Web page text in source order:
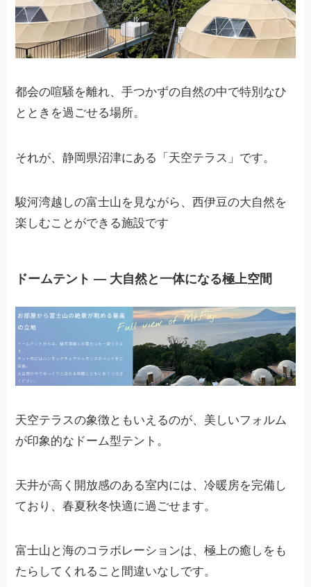
都会の喧騒を離れ、手つかずの自然の中で特別なひ
とときを過ごせる場所。
それが、静岡県沼津にある「天空テラス」です。
駿河湾越しの富士山を見ながら、西伊豆の大自然を
楽しむことができる施設です
ドームテント ― 大自然と一体になる極上空間
天空テラスの象徴ともいえるのが、美しいフォルム
が印象的なドーム型テント。
天井が高く開放感のある室内には、冷暖房を完備し
ており、春夏秋冬快適に過ごせます。
富士山と海のコラボレーションは、極上の癒しをも
たらしてくれること間違いなしです。